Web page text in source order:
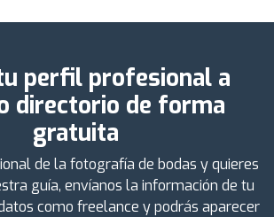
perfil profesional a
directorio de forma
gratuita
de la fotografía de bodas y quieres
guía, envíanos la información de tu
como freelance y podrás aparecer